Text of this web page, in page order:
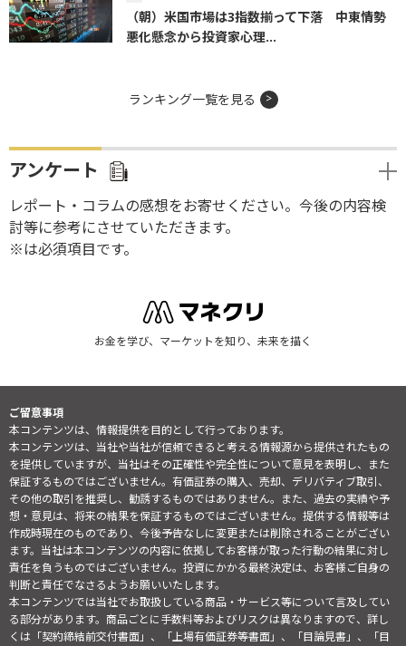
（朝）米国市場は3指数揃って下落 中東情勢
悪化懸念から投資家心理...
ランキング一覧を見る
アンケート
レポート・コラムの感想をお寄せください。今後の内容検
討等に参考にさせていただきます。
※は必須項目です。
お金を学び、マーケットを知り、未来を描く
ご留意事項
本コンテンツは、情報提供を目的として行っております。
本コンテンツは、当社や当社が信頼できると考える情報源から提供されたもの
を提供していますが、当社はその正確性や完全性について意見を表明し、また
保証するものではございません。有価証券の購入、売却、デリバティブ取引、
その他の取引を推奨し、勧誘するものではありません。また、過去の実績や予
想・意見は、将来の結果を保証するものではございません。提供する情報等は
作成時現在のものであり、今後予告なしに変更または削除されることがござい
ます。当社は本コンテンツの内容に依拠してお客様が取った行動の結果に対し
責任を負うものではございません。投資にかかる最終決定は、お客様ご自身の
判断と責任でなさるようお願いいたします。
本コンテンツでは当社でお取扱している商品・サービス等について言及してい
る部分があります。商品ごとに手数料等およびリスクは異なりますので、詳し
くは「契約締結前交付書面」、「上場有価証券等書面」、「目論見書」、「目